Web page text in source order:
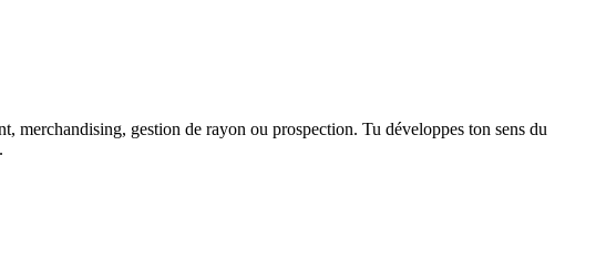
merchandising, gestion de rayon ou prospection. Tu développes ton sens du